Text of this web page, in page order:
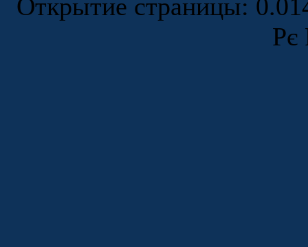
Открытие страницы:
Рє